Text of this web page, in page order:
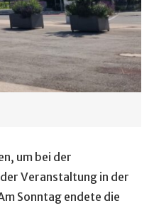
um bei der
Veranstaltung in der
Sonntag endete die